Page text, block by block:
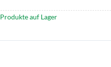
Produkte auf Lager